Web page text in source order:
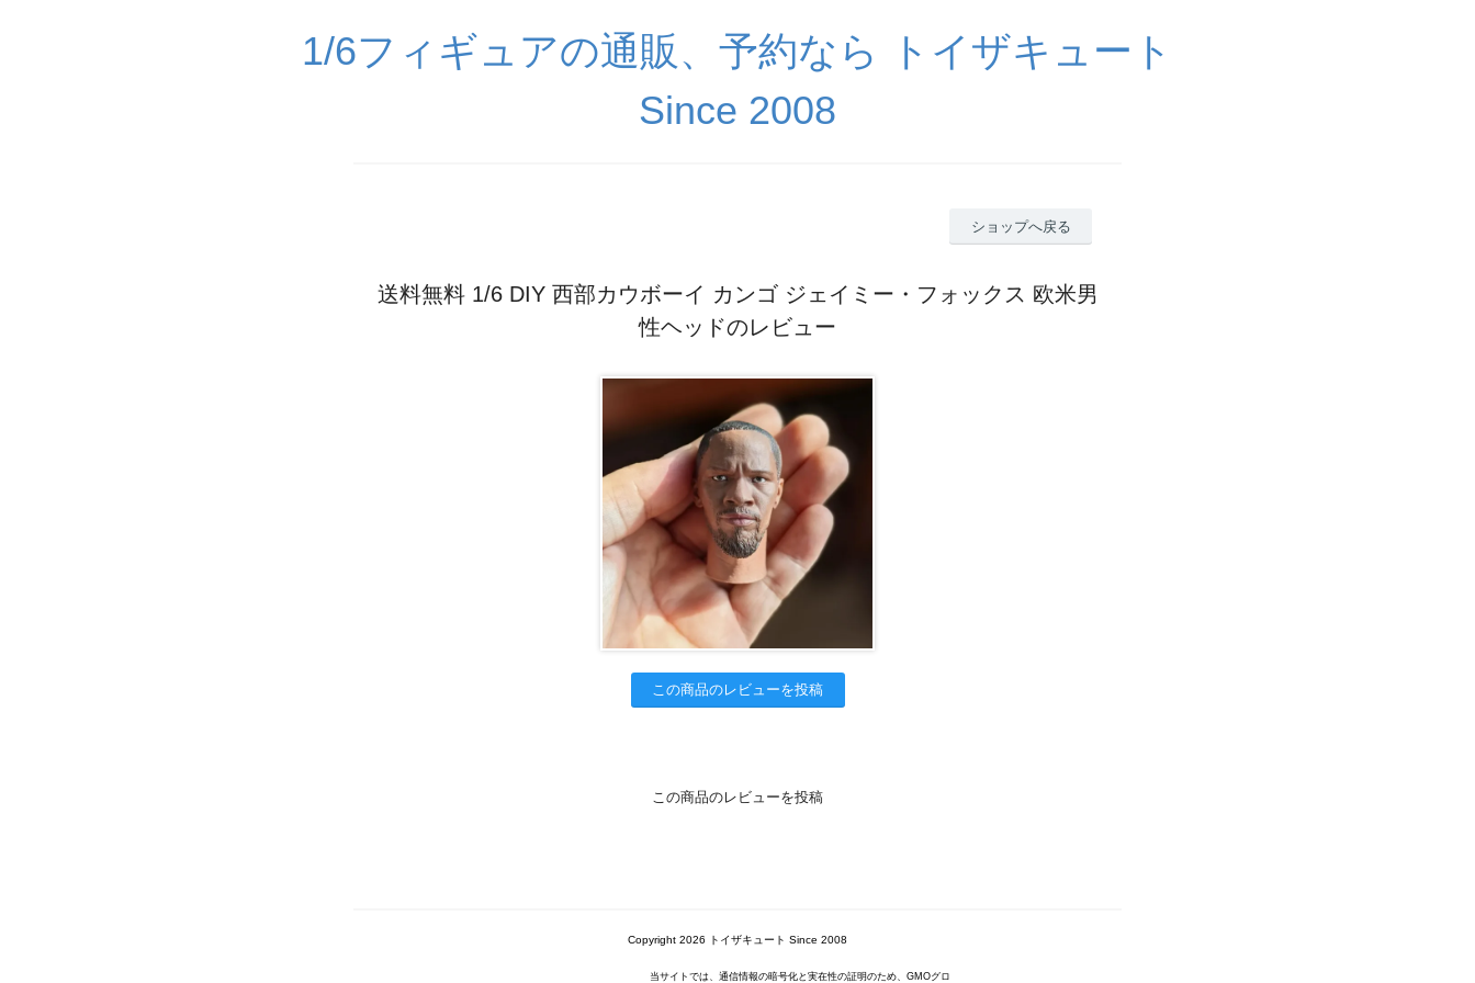
1/6フィギュアの通販、予約なら トイザキュート
Since 2008
ショップへ戻る
送料無料 1/6 DIY 西部カウボーイ カンゴ ジェイミー・フォックス 欧米男
性ヘッドのレビュー
この商品のレビューを投稿
この商品のレビューを投稿
Copyright 2026 トイザキュート Since 2008
当サイトでは、通信情報の暗号化と実在性の証明のため、GMOグロ